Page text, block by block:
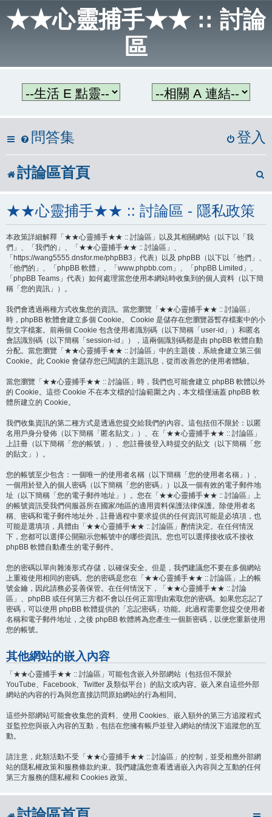
★★心靈捕手★★ :: 討論
區
問答集 登入
討論區首頁
★★心靈捕手★★ :: 討論區 - 隱私政策
本政策詳細解釋「★★心靈捕手★★ :: 討論區」以及其相關網站（以下以「我
們」、「我們的」、「★★心靈捕手★★ :: 討論區」、
「https://wang5555.dnsfor.me/phpBB3」代表）以及 phpBB（以下以「他們」、
「他們的」、「phpBB 軟體」、「www.phpbb.com」、「phpBB Limited」、
「phpBB Teams」代表）如何處理當您使用本網站時收集到的個人資料（以下簡
稱「您的資訊」）。
我們會透過兩種方式收集您的資訊。當您瀏覽「★★心靈捕手★★ :: 討論區」
時，phpBB 軟體會建立多個 Cookie。 Cookie 是儲存在您瀏覽器暫存檔案中的小
型文字檔案。前兩個 Cookie 包含使用者識別碼（以下簡稱「user-id」）和匿名
會話識別碼（以下簡稱「session-id」），這兩個識別碼都是由 phpBB 軟體自動
分配。當您瀏覽「★★心靈捕手★★ :: 討論區」中的主題後，系統會建立第三個
Cookie。此 Cookie 會儲存您已閱讀的主題訊息，從而改善您的使用者體驗。
當您瀏覽「★★心靈捕手★★ :: 討論區」時，我們也可能會建立 phpBB 軟體以外
的 Cookie。這些 Cookie 不在本文檔的討論範圍之內，本文檔僅涵蓋 phpBB 軟
體所建立的 Cookie。
我們收集資訊的第二種方式是透過您提交給我們的內容。這包括但不限於：以匿
名用戶身分發佈（以下簡稱「匿名貼文」）、在「★★心靈捕手★★ :: 討論區」
上註冊（以下簡稱「您的帳號」）、您註冊後登入時提交的貼文（以下簡稱「您
的貼文」）。
您的帳號至少包含：一個唯一的使用者名稱（以下簡稱「您的使用者名稱」）、
一個用於登入的個人密碼（以下簡稱「您的密碼」）以及一個有效的電子郵件地
址（以下簡稱「您的電子郵件地址」）。您在「★★心靈捕手★★ :: 討論區」上
的帳號資訊受我們伺服器所在國家/地區的適用資料保護法律保護。除使用者名
稱、密碼和電子郵件地址外，註冊過程中要求提供的任何資訊可能是必填項，也
可能是選填項，具體由「★★心靈捕手★★ :: 討論區」酌情決定。在任何情況
下，您都可以選擇公開顯示您帳號中的哪些資訊。您也可以選擇接收或不接收
phpBB 軟體自動產生的電子郵件。
您的密碼以單向雜湊形式存儲，以確保安全。但是，我們建議您不要在多個網站
上重複使用相同的密碼。您的密碼是您在「★★心靈捕手★★ :: 討論區」上的帳
號金鑰，因此請務必妥善保管。在任何情況下，「★★心靈捕手★★ :: 討論
區」、phpBB 或任何第三方都不會以任何正當理由索取您的密碼。如果您忘記了
密碼，可以使用 phpBB 軟體提供的「忘記密碼」功能。此過程需要您提交使用者
名稱和電子郵件地址，之後 phpBB 軟體將為您產生一個新密碼，以便您重新使用
您的帳號。
其他網站的嵌入內容
「★★心靈捕手★★ :: 討論區」可能包含嵌入外部網站（包括但不限於
YouTube、Facebook、Twitter 及類似平台）的貼文或內容。嵌入來自這些外部
網站的內容的行為與您直接訪問原始網站的行為相同。
這些外部網站可能會收集您的資料、使用 Cookies、嵌入額外的第三方追蹤程式
並監控您與嵌入內容的互動，包括在您擁有帳戶並登入網站的情況下追蹤您的互
動。
請注意，此類活動不受「★★心靈捕手★★ :: 討論區」的控制，並受相應外部網
站的隱私權政策和服務條款約束。我們建議您查看透過嵌入內容與之互動的任何
第三方服務的隱私權和 Cookies 政策。